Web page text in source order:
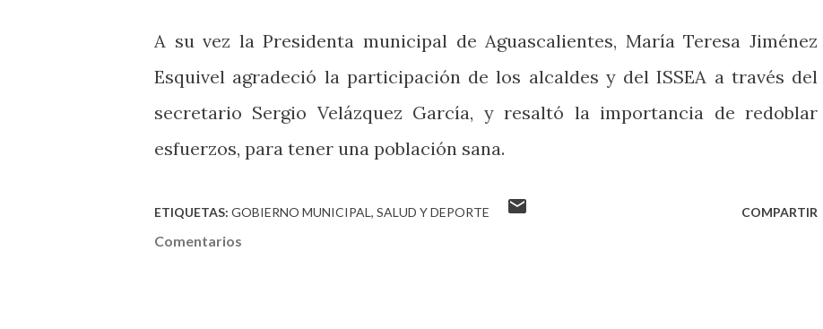
A su vez la Presidenta municipal de Aguascalientes, María Teresa Jiménez
Esquivel agradeció la participación de los alcaldes y del ISSEA a través del
secretario Sergio Velázquez García, y resaltó la importancia de redoblar
esfuerzos, para tener una población sana.
ETIQUETAS: GOBIERNO MUNICIPAL SALUD Y DEPORTE COMPARTIR
Comentarios